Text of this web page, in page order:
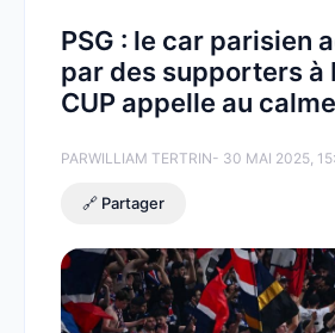
PSG : le car parisien
par des supporters à
CUP appelle au calme
PARWILLIAM TERTRIN- 30 MAI 2025,
🔗 Partager